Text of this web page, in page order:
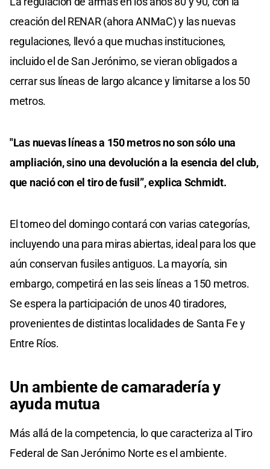
creación del RENAR (ahora ANMaC) y las nuevas
regulaciones, llevó a que muchas instituciones,
incluido el de San Jerónimo, se vieran obligados a
cerrar sus líneas de largo alcance y limitarse a los 50
metros.
"Las nuevas líneas a 150 metros no son sólo una
ampliación, sino una devolución a la esencia del club,
que nació con el tiro de fusil”, explica Schmidt.
El torneo del domingo contará con varias categorías,
incluyendo una para miras abiertas, ideal para los que
aún conservan fusiles antiguos. La mayoría, sin
embargo, competirá en las seis líneas a 150 metros.
Se espera la participación de unos 40 tiradores,
provenientes de distintas localidades de Santa Fe y
Entre Ríos.
Un ambiente de camaradería y
ayuda mutua
Más allá de la competencia, lo que caracteriza al Tiro
Federal de San Jerónimo Norte es el ambiente.